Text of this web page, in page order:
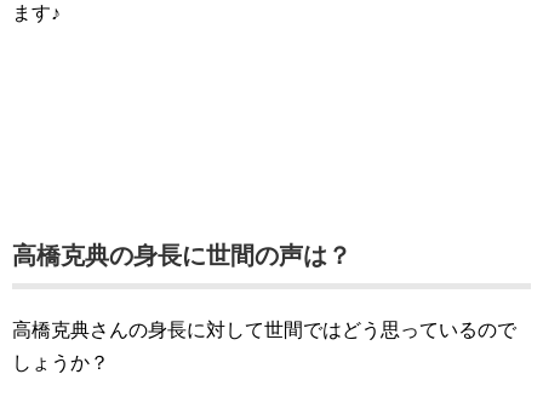
ます♪
高橋克典の身長に世間の声は？
高橋克典さんの身長に対して世間ではどう思っているので
しょうか？